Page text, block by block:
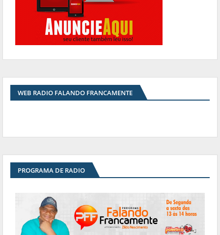
WEB RADIO FALANDO FRANCAMENTE
PROGRAMA DE RADIO